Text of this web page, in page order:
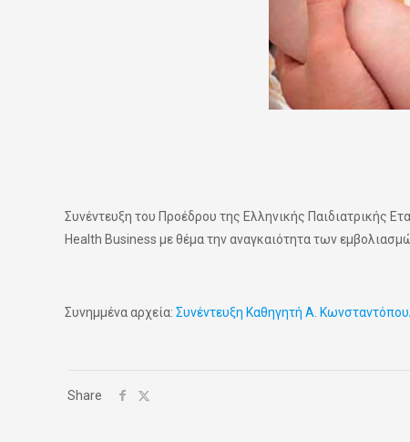
Συνέντευξη του Προέδρου της Ελληνικής Παιδιατρικής
Health Business με θέμα την αναγκαιότητα των
Συνημμένα αρχεία: Συνέντευξη Καθηγητή Α.
Share